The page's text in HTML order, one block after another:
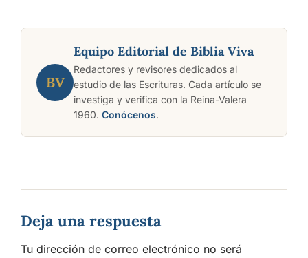
BV
Equipo Editorial de Biblia Viva
Redactores y revisores dedicados al
estudio de las Escrituras. Cada artículo se
investiga y verifica con la Reina-Valera
1960. Conócenos.
Deja una respuesta
Tu dirección de correo electrónico no será